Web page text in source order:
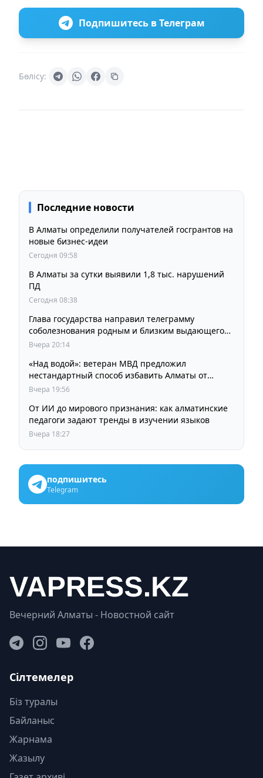
Подпишитесь в Телеграм
Бөлісу:
Последние новости
В Алматы определили получателей госгрантов на
новые бизнес-идеи
Сегодня 09:58
В Алматы за сутки выявили 1,8 тыс. нарушений
ПД
Сегодня 08:38
Глава государства направил телеграмму
соболезнования родным и близким выдающегося
кинорежиссера Ардака Амиркулова
Вчера 20:14
«Над водой»: ветеран МВД предложил
нестандартный способ избавить Алматы от
пробок и смога
Вчера 19:56
От ИИ до мирового признания: как алматинские
педагоги задают тренды в изучении языков
Вчера 18:27
подпишитесь
Telegram
Вечерний Алматы - Новостной сайт
Сілтемелер
Біз туралы
Байланыс
Жарнама
Жазылу